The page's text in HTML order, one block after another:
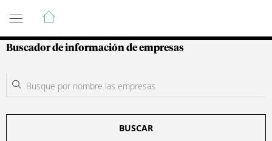
Guía de Empresas Colombianas
Buscador de información de empresas
BUSCAR